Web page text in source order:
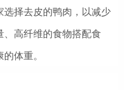
择去皮的鸭肉，以减少
高纤维的食物搭配食
体重。